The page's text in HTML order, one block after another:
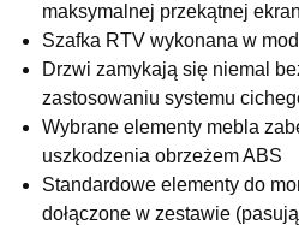
UL.BASZTOWA 3
76-100 SŁAWNO
Nr tel. 502668736
Adres e-mail:pph.catrin@wp.pl
Godziny otwarcia
Pn-Pt: 09:00-17:00, Sb: 09:00-
maksymalnej przekątnej
Szafka RTV wykonana w
Drzwi zamykają się niemal
zastosowaniu systemu
Wybrane elementy mebla
uszkodzenia obrzeżem ABS
Standardowe elementy do
dołączone w zestawie